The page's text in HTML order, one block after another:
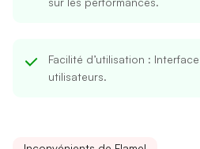
Facilité d’utilisation :
utilisateurs.